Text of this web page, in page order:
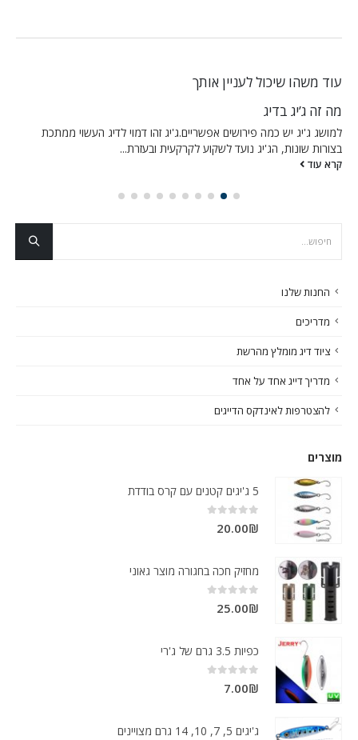
עוד משהו שיכול לעניין אותך
מה זה ג’יג בדיג
למושג ג'יג יש כמה פירושים אפשריים.ג'יג זהו דמוי לדיג העשוי ממתכת
בצורות שונות, הג'יג נועד לשקוע לקרקעית ובעזרת...
קרא עוד
החנות שלנו
מדריכים
ציוד דיג מומלץ מהרשת
מדריך דייג אחד על אחד
להצטרפות לאינדקס הדייגים
מוצרים
5 ג'יגים קטנים עם קרס בודדת
0
out of 5
20.00₪
מחזיק חכה בחגורה מוצר גאוני
0
out of 5
25.00₪
כפיות 3.5 גרם של ג'רי
0
out of 5
7.00₪
ג'יגים 5, 7, 10, 14 גרם מצויינים